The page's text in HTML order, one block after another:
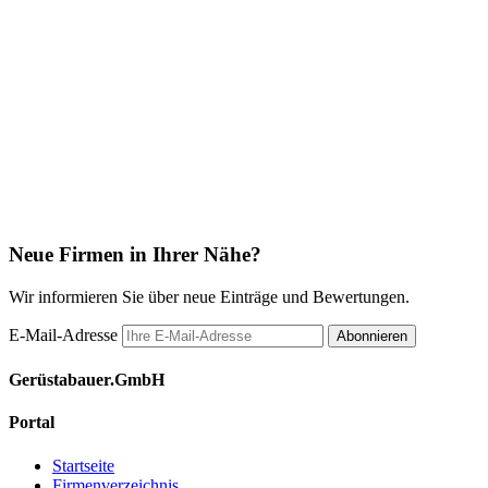
Neue Firmen in Ihrer Nähe?
Wir informieren Sie über neue Einträge und Bewertungen.
E-Mail-Adresse Abonnieren
Gerüstabauer.GmbH
Portal
Startseite